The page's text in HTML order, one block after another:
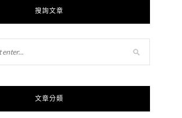
搜詢文章
文章分類